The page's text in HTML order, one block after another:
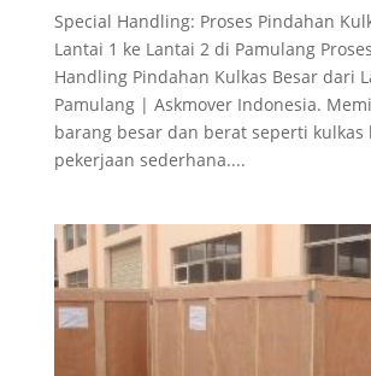
Special Handling: Proses Pindahan
Lantai 1 ke Lantai 2 di Pamulang
Handling Pindahan Kulkas Besar dari
Pamulang | Askmover Indonesia.
barang besar dan berat seperti kulkas
pekerjaan sederhana....